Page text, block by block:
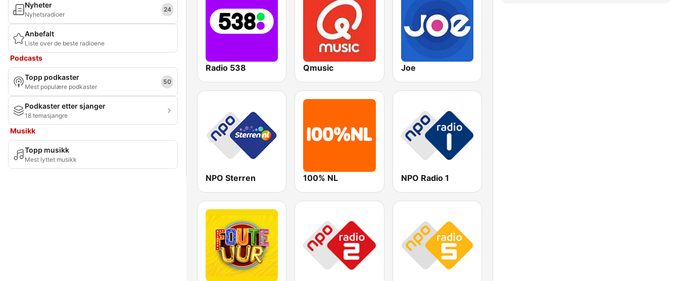
Nyheter
Nyhetsradioer
24
Anbefalt
Liste over de beste radioene
Podcasts
Topp podkaster
Mest populære podkaster
50
Podkaster etter sjanger
18 temasjangre
Musikk
Topp musikk
Mest lyttet musikk
Radio 538 Qmusic Joe
NPO Sterren 100% NL NPO Radio 1